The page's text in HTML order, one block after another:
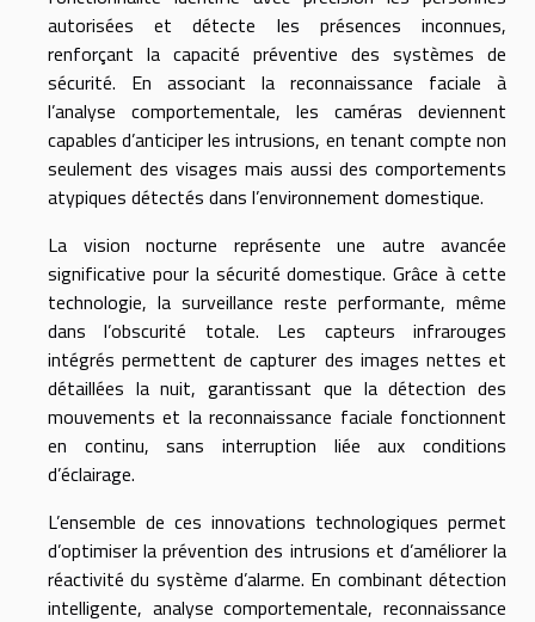
autorisées et détecte les présences inconnues,
renforçant la capacité préventive des systèmes de
sécurité. En associant la reconnaissance faciale à
l’analyse comportementale, les caméras deviennent
capables d’anticiper les intrusions, en tenant compte non
seulement des visages mais aussi des comportements
atypiques détectés dans l’environnement domestique.
La vision nocturne représente une autre avancée
significative pour la sécurité domestique. Grâce à cette
technologie, la surveillance reste performante, même
dans l’obscurité totale. Les capteurs infrarouges
intégrés permettent de capturer des images nettes et
détaillées la nuit, garantissant que la détection des
mouvements et la reconnaissance faciale fonctionnent
en continu, sans interruption liée aux conditions
d’éclairage.
L’ensemble de ces innovations technologiques permet
d’optimiser la prévention des intrusions et d’améliorer la
réactivité du système d’alarme. En combinant détection
intelligente, analyse comportementale, reconnaissance